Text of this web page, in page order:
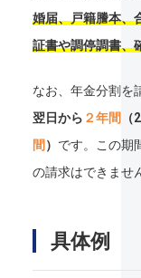
婚届、戸籍謄本、
証書や調停調書、
なお、年金分割を
翌日から ２年間
間 ） です。この期
の請求はできませ
具体例